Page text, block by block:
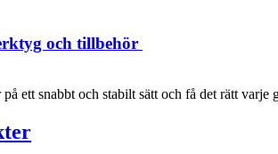
och tillbehör
ett snabbt och stabilt sätt och få det rätt varje